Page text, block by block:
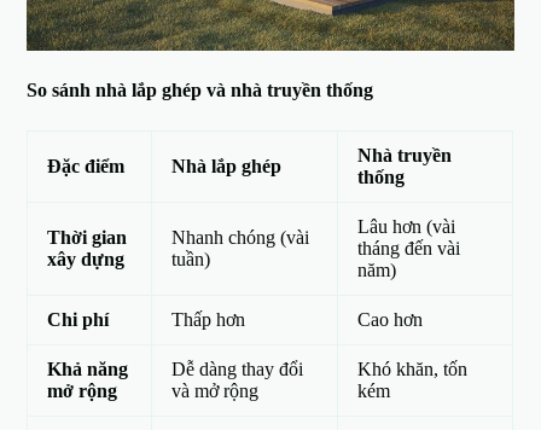
So sánh nhà lắp ghép và nhà truyền thống
Đặc điểm Nhà lắp ghép
Nhà truyền
thống
Thời gian
xây dựng
Nhanh chóng (vài
tuần)
Lâu hơn (vài
tháng đến vài
năm)
Chi phí Thấp hơn Cao hơn
Khả năng
mở rộng
Dễ dàng thay đổi
và mở rộng
Khó khăn, tốn
kém